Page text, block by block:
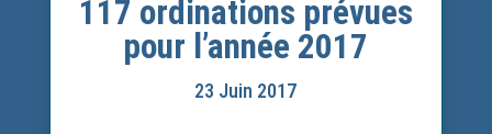
117 ordinations prévues
pour l’année 2017
23 Juin 2017